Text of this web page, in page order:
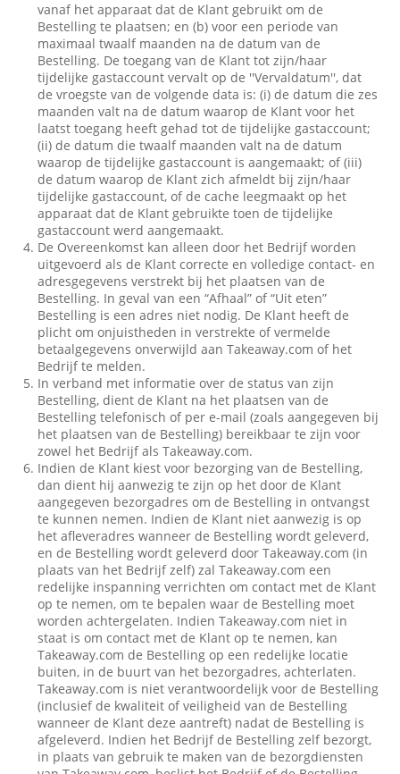
vanaf het apparaat dat de Klant gebruikt om de
Bestelling te plaatsen; en (b) voor een periode van
maximaal twaalf maanden na de datum van de
Bestelling. De toegang van de Klant tot zijn/haar
tijdelijke gastaccount vervalt op de ''Vervaldatum'', dat
de vroegste van de volgende data is: (i) de datum die zes
maanden valt na de datum waarop de Klant voor het
laatst toegang heeft gehad tot de tijdelijke gastaccount;
(ii) de datum die twaalf maanden valt na de datum
waarop de tijdelijke gastaccount is aangemaakt; of (iii)
de datum waarop de Klant zich afmeldt bij zijn/haar
tijdelijke gastaccount, of de cache leegmaakt op het
apparaat dat de Klant gebruikte toen de tijdelijke
gastaccount werd aangemaakt.
De Overeenkomst kan alleen door het Bedrijf worden
uitgevoerd als de Klant correcte en volledige contact- en
adresgegevens verstrekt bij het plaatsen van de
Bestelling. In geval van een “Afhaal” of “Uit eten”
Bestelling is een adres niet nodig. De Klant heeft de
plicht om onjuistheden in verstrekte of vermelde
betaalgegevens onverwijld aan Takeaway.com of het
Bedrijf te melden.
In verband met informatie over de status van zijn
Bestelling, dient de Klant na het plaatsen van de
Bestelling telefonisch of per e-mail (zoals aangegeven bij
het plaatsen van de Bestelling) bereikbaar te zijn voor
zowel het Bedrijf als Takeaway.com.
Indien de Klant kiest voor bezorging van de Bestelling,
dan dient hij aanwezig te zijn op het door de Klant
aangegeven bezorgadres om de Bestelling in ontvangst
te kunnen nemen. Indien de Klant niet aanwezig is op
het afleveradres wanneer de Bestelling wordt geleverd,
en de Bestelling wordt geleverd door Takeaway.com (in
plaats van het Bedrijf zelf) zal Takeaway.com een
redelijke inspanning verrichten om contact met de Klant
op te nemen, om te bepalen waar de Bestelling moet
worden achtergelaten. Indien Takeaway.com niet in
staat is om contact met de Klant op te nemen, kan
Takeaway.com de Bestelling op een redelijke locatie
buiten, in de buurt van het bezorgadres, achterlaten.
Takeaway.com is niet verantwoordelijk voor de Bestelling
(inclusief de kwaliteit of veiligheid van de Bestelling
wanneer de Klant deze aantreft) nadat de Bestelling is
afgeleverd. Indien het Bedrijf de Bestelling zelf bezorgt,
in plaats van gebruik te maken van de bezorgdiensten